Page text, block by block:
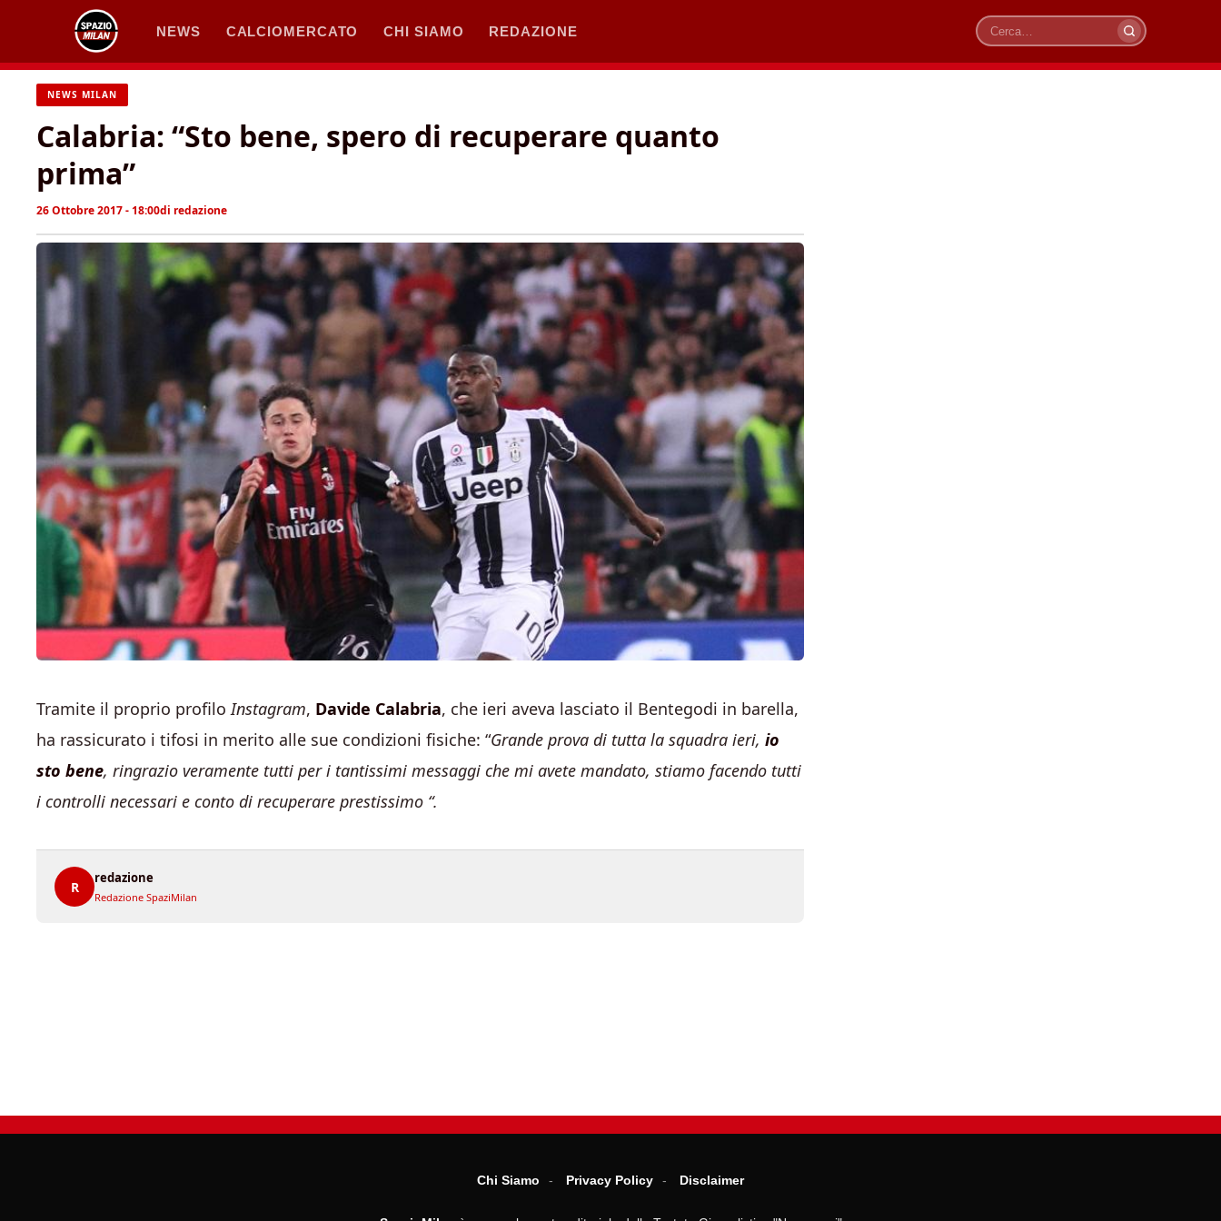
contenuto
NEWS CALCIOMERCATO CHI SIAMO REDAZIONE
Cerca
NEWS MILAN
Calabria: “Sto bene, spero di recuperare quanto
prima”
26 Ottobre 2017 - 18:00di redazione
Tramite il proprio profiloInstagram, Davide Calabria, che ieri aveva lasciato il Bentegodi in barella,
ha rassicurato i tifosi in merito alle sue condizioni fisiche: “Grande prova di tutta la squadra ieri, io
sto bene, ringrazio veramente tutti per i tantissimi messaggi che mi avete mandato, stiamo facendo tutti
i controlli necessari e conto di recuperare prestissimo “.
R
redazione
Redazione SpaziMilan
Chi Siamo Privacy Policy Disclaimer